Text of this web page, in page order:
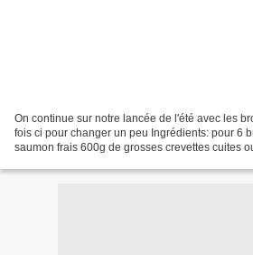
On continue sur notre lancée de l'été avec les
fois ci pour changer un peu Ingrédients: pour 6
saumon frais 600g de grosses crevettes cuites